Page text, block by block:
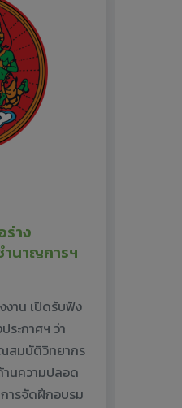
ร่าง
นาญการฯ
งาน เปิดรับฟัง
ระกาศฯ ว่า
สมบัติวิทยากร
านความปลอด
ารจัดฝึกอบรม